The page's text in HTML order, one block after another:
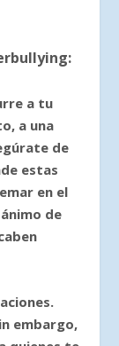
a tu
a una
de
estas
en el
de
.
embargo,